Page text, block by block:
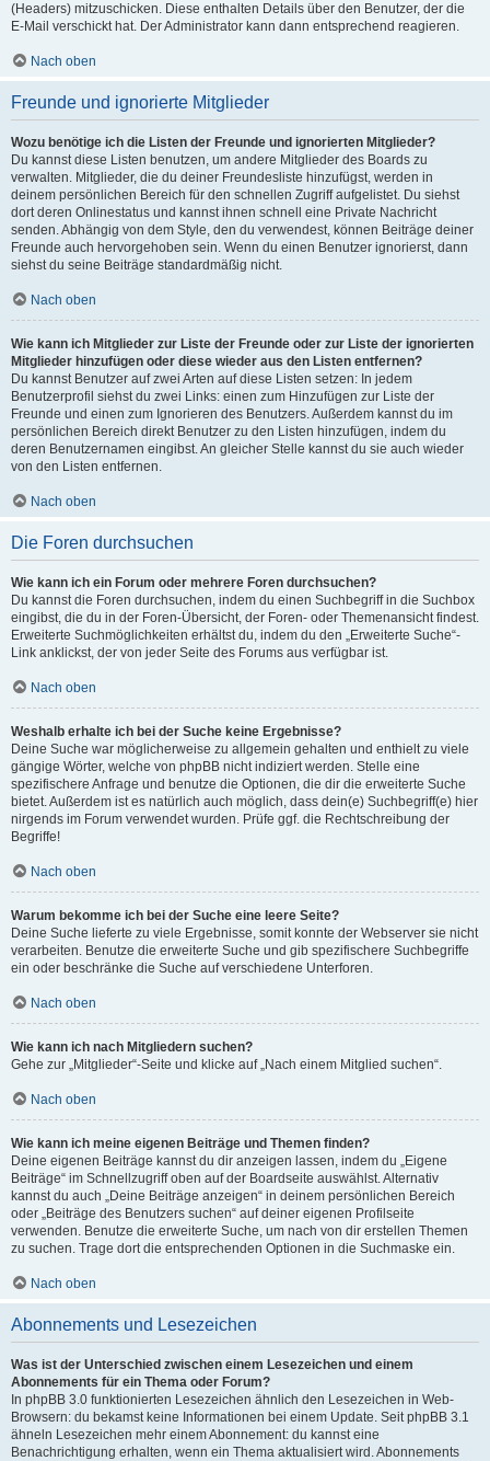
(Headers) mitzuschicken. Diese enthalten Details über den Benutzer, der die
E-Mail verschickt hat. Der Administrator kann dann entsprechend reagieren.
Nach oben
Freunde und ignorierte Mitglieder
Wozu benötige ich die Listen der Freunde und ignorierten Mitglieder?
Du kannst diese Listen benutzen, um andere Mitglieder des Boards zu
verwalten. Mitglieder, die du deiner Freundesliste hinzufügst, werden in
deinem persönlichen Bereich für den schnellen Zugriff aufgelistet. Du siehst
dort deren Onlinestatus und kannst ihnen schnell eine Private Nachricht
senden. Abhängig von dem Style, den du verwendest, können Beiträge deiner
Freunde auch hervorgehoben sein. Wenn du einen Benutzer ignorierst, dann
siehst du seine Beiträge standardmäßig nicht.
Nach oben
Wie kann ich Mitglieder zur Liste der Freunde oder zur Liste der ignorierten
Mitglieder hinzufügen oder diese wieder aus den Listen entfernen?
Du kannst Benutzer auf zwei Arten auf diese Listen setzen: In jedem
Benutzerprofil siehst du zwei Links: einen zum Hinzufügen zur Liste der
Freunde und einen zum Ignorieren des Benutzers. Außerdem kannst du im
persönlichen Bereich direkt Benutzer zu den Listen hinzufügen, indem du
deren Benutzernamen eingibst. An gleicher Stelle kannst du sie auch wieder
von den Listen entfernen.
Nach oben
Die Foren durchsuchen
Wie kann ich ein Forum oder mehrere Foren durchsuchen?
Du kannst die Foren durchsuchen, indem du einen Suchbegriff in die Suchbox
eingibst, die du in der Foren-Übersicht, der Foren- oder Themenansicht findest.
Erweiterte Suchmöglichkeiten erhältst du, indem du den „Erweiterte Suche“-
Link anklickst, der von jeder Seite des Forums aus verfügbar ist.
Nach oben
Weshalb erhalte ich bei der Suche keine Ergebnisse?
Deine Suche war möglicherweise zu allgemein gehalten und enthielt zu viele
gängige Wörter, welche von phpBB nicht indiziert werden. Stelle eine
spezifischere Anfrage und benutze die Optionen, die dir die erweiterte Suche
bietet. Außerdem ist es natürlich auch möglich, dass dein(e) Suchbegriff(e) hier
nirgends im Forum verwendet wurden. Prüfe ggf. die Rechtschreibung der
Begriffe!
Nach oben
Warum bekomme ich bei der Suche eine leere Seite?
Deine Suche lieferte zu viele Ergebnisse, somit konnte der Webserver sie nicht
verarbeiten. Benutze die erweiterte Suche und gib spezifischere Suchbegriffe
ein oder beschränke die Suche auf verschiedene Unterforen.
Nach oben
Wie kann ich nach Mitgliedern suchen?
Gehe zur „Mitglieder“-Seite und klicke auf „Nach einem Mitglied suchen“.
Nach oben
Wie kann ich meine eigenen Beiträge und Themen finden?
Deine eigenen Beiträge kannst du dir anzeigen lassen, indem du „Eigene
Beiträge“ im Schnellzugriff oben auf der Boardseite auswählst. Alternativ
kannst du auch „Deine Beiträge anzeigen“ in deinem persönlichen Bereich
oder „Beiträge des Benutzers suchen“ auf deiner eigenen Profilseite
verwenden. Benutze die erweiterte Suche, um nach von dir erstellen Themen
zu suchen. Trage dort die entsprechenden Optionen in die Suchmaske ein.
Nach oben
Abonnements und Lesezeichen
Was ist der Unterschied zwischen einem Lesezeichen und einem
Abonnements für ein Thema oder Forum?
In phpBB 3.0 funktionierten Lesezeichen ähnlich den Lesezeichen in Web-
Browsern: du bekamst keine Informationen bei einem Update. Seit phpBB 3.1
ähneln Lesezeichen mehr einem Abonnement: du kannst eine
Benachrichtigung erhalten, wenn ein Thema aktualisiert wird. Abonnements